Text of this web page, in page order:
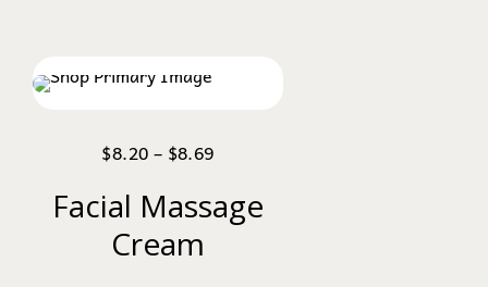
$8.20– $8.69
Facial Massage
Cream